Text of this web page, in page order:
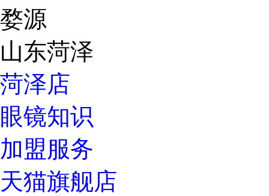
婺源
山东菏泽
菏泽店
眼镜知识
加盟服务
天猫旗舰店